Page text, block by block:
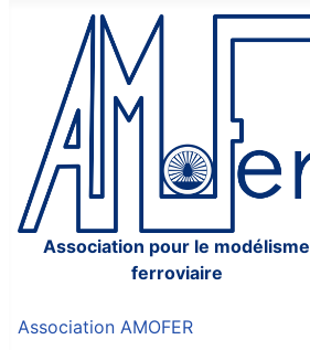
Association pour le modélisme
ferroviaire
Association AMOFER